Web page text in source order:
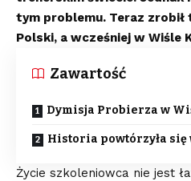
tym problemu. Teraz
Polski, a wcześniej w Wiśle
Zawartość
Dymisja Probierza w
Historia powtórzyła się
Życie szkoleniowca nie jest